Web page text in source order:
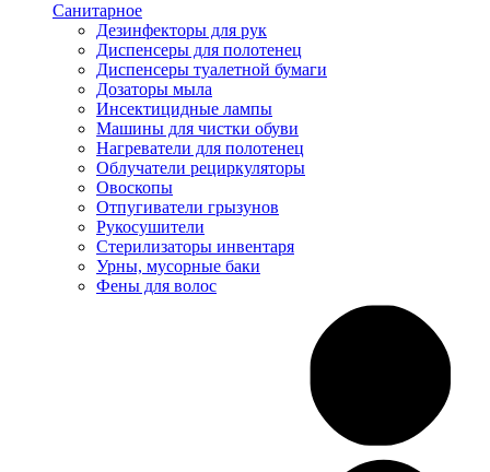
Санитарное
Дезинфекторы для рук
Диспенсеры для полотенец
Диспенсеры туалетной бумаги
Дозаторы мыла
Инсектицидные лампы
Машины для чистки обуви
Нагреватели для полотенец
Облучатели рециркуляторы
Овоскопы
Отпугиватели грызунов
Рукосушители
Стерилизаторы инвентаря
Урны, мусорные баки
Фены для волос